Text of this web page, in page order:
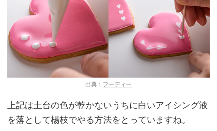
出典： フーディー
上記は土台の色が乾かないうちに白いアイシング液
を落として楊枝でやる方法をとっていますね。